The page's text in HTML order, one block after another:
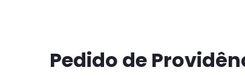
Pedido de